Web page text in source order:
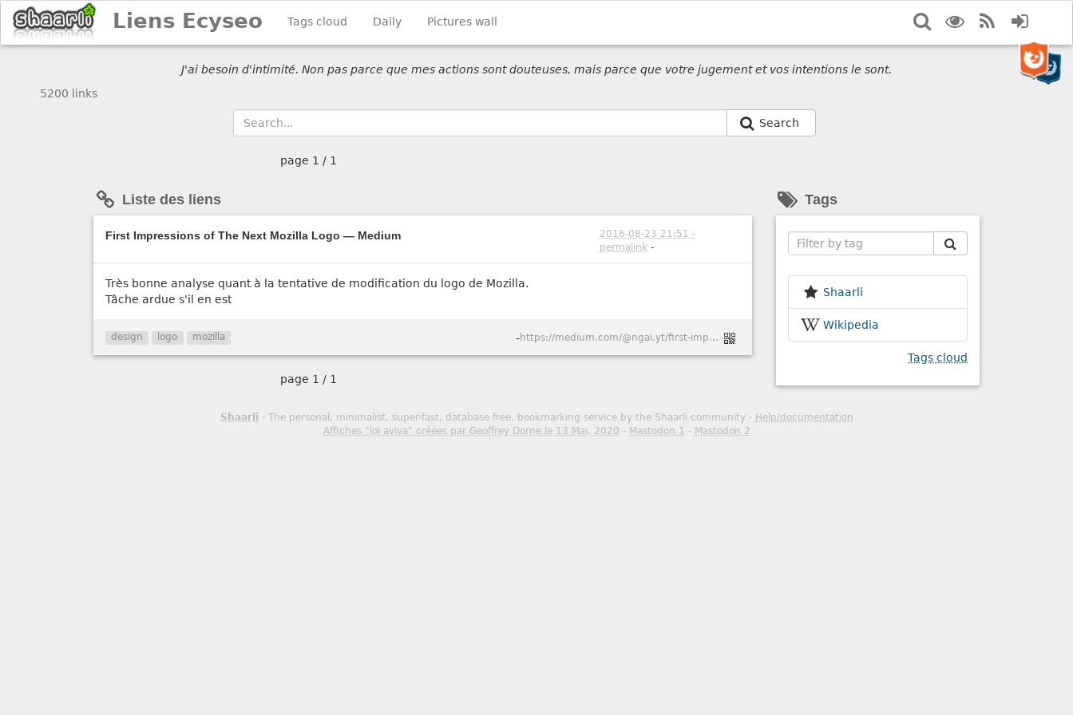
Liens Ecyseo Tags cloud Daily Pictures wall SearchDisplay
RSS
J'ai besoin d'intimité. Non pas parce que mes actions sont douteuses, mais parce que votre jugement et vos intentions le sont.
5200 links
Search
page 1 / 1
Liste des liens
First Impressions of The Next Mozilla Logo — Medium
2016-08-23 21:51 -
permalink-
Très bonne analyse quant à la tentative de modification du logo de Mozilla.
Tâche ardue s'il en est
design logo mozilla - https://medium.com/@ngai.yt/first-impressions-of-the-next-mozilla-logo-4568e5e10164#.rfhju6bik
page 1 / 1
Tags
Shaarli
Wikipedia
Tags cloud
Shaarli - The personal, minimalist, super-fast, database free, bookmarking service by the Shaarli community - Help/documentation
Affiches "loi aviva" créées par Geoffrey Dorne le 13 Mai, 2020 - Mastodon 1 - Mastodon 2